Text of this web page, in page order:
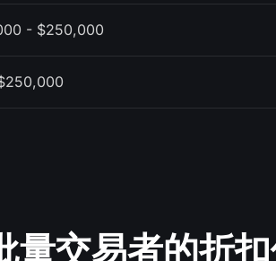
- $250,000
量交易者的折